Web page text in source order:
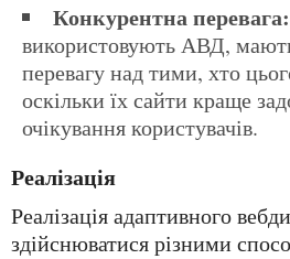
Конкурентна перевага:
використовують АВД,
перевагу над тими, хто
оскільки їх сайти краще
очікування користувачів.
Реалізація
Реалізація адаптивного вебдизайну може
здійснюватися різними